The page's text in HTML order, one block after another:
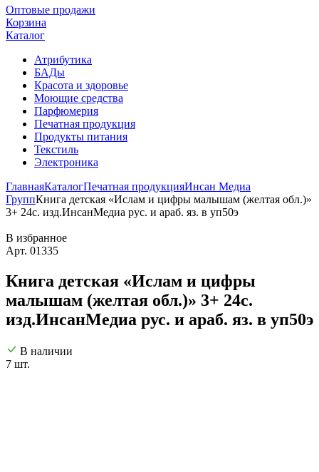
Оптовые продажи
Корзина
Каталог
Атрибутика
БАДы
Красота и здоровье
Моющие средства
Парфюмерия
Печатная продукция
Продукты питания
Текстиль
Электроника
ГлавнаяКаталогПечатная продукцияИнсан Медиа
ГруппКнига детская «Ислам и цифры малышам (желтая обл.)»
3+ 24с. изд.ИнсанМедиа рус. и араб. яз. в уп50э
В избранное
Арт. 01335
Книга детская «Ислам и цифры
малышам (желтая обл.)» 3+ 24с.
изд.ИнсанМедиа рус. и араб. яз. в уп50э
В наличии
7 шт.